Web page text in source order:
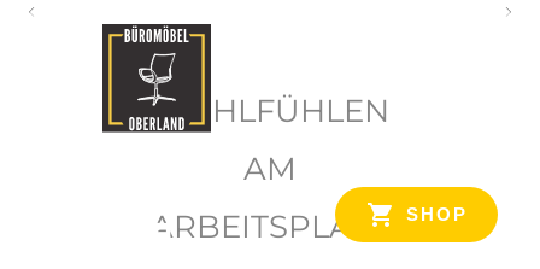
SHOP
WOHLFÜHLEN
AM
ARBEITSPLATZ